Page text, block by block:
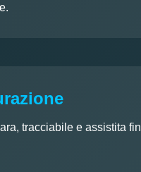
tracciabile e assistita